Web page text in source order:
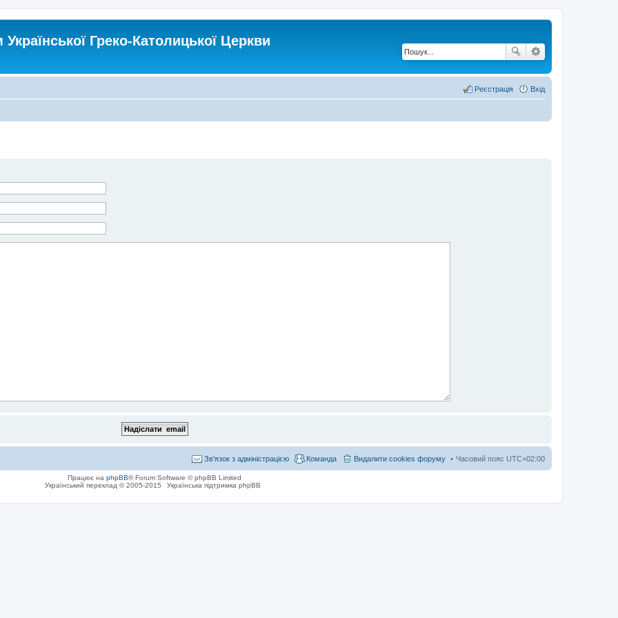
Греко-Католицької Церкви
Вхід
Реєстрація
Часовий пояс UTC+02:00
Видалити cookies форуму
Команда
Зв'язок з адміністрацією
Працює на phpBB® Forum Software © phpBB Limited
Український переклад © 2005-2015
Українська підтримка phpBB